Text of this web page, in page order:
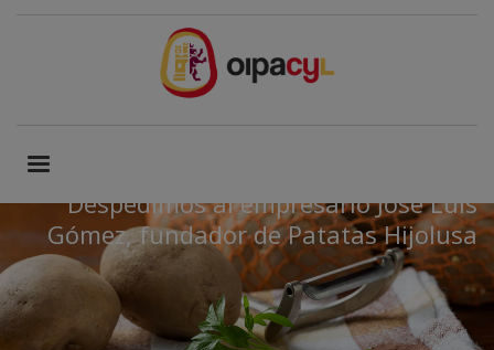
Despedimos al empresario José Luis
Gómez, fundador de Patatas Hijolusa